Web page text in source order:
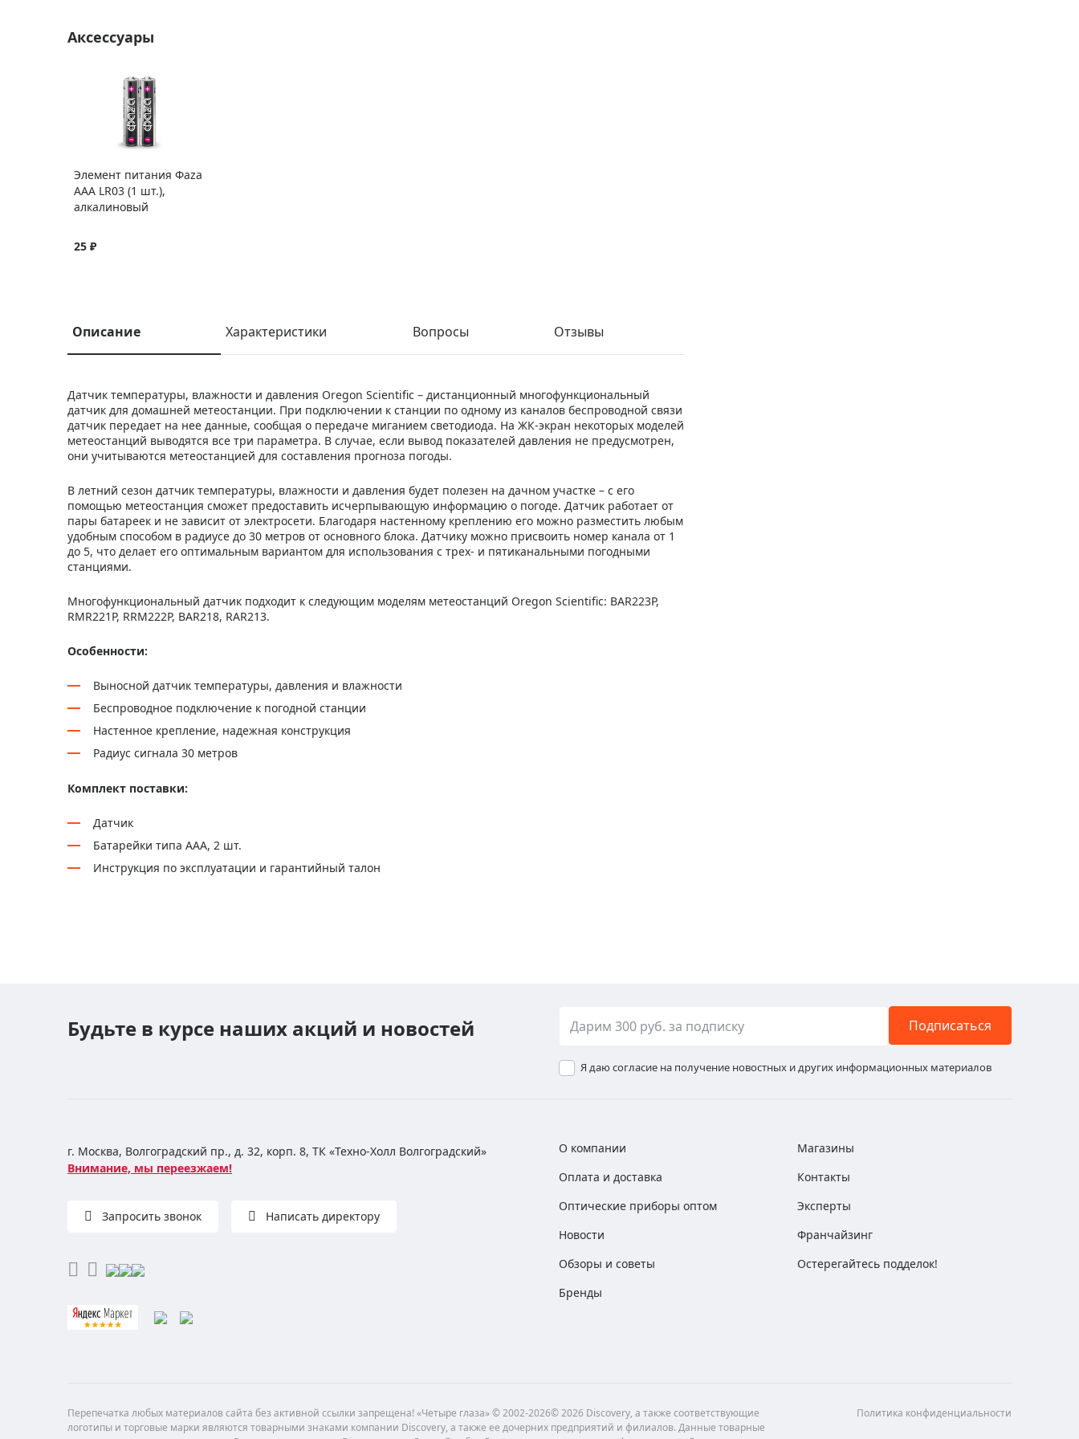
Аксессуары
Элемент питания Фаza
AAA LR03 (1 шт.),
алкалиновый
25 ₽
Описание Характеристики Вопросы Отзывы
Датчик температуры, влажности и давления Oregon Scientific – дистанционный многофункциональный
датчик для домашней метеостанции. При подключении к станции по одному из каналов беспроводной связи
датчик передает на нее данные, сообщая о передаче миганием светодиода. На ЖК-экран некоторых моделей
метеостанций выводятся все три параметра. В случае, если вывод показателей давления не предусмотрен,
они учитываются метеостанцией для составления прогноза погоды.
В летний сезон датчик температуры, влажности и давления будет полезен на дачном участке – с его
помощью метеостанция сможет предоставить исчерпывающую информацию о погоде. Датчик работает от
пары батареек и не зависит от электросети. Благодаря настенному креплению его можно разместить любым
удобным способом в радиусе до 30 метров от основного блока. Датчику можно присвоить номер канала от 1
до 5, что делает его оптимальным вариантом для использования с трех- и пятиканальными погодными
станциями.
Многофункциональный датчик подходит к следующим моделям метеостанций Oregon Scientific: BAR223P,
RMR221P, RRM222P, BAR218, RAR213.
Особенности:
Выносной датчик температуры, давления и влажности
Беспроводное подключение к погодной станции
Настенное крепление, надежная конструкция
Радиус сигнала 30 метров
Комплект поставки:
Датчик
Батарейки типа AAA, 2 шт.
Инструкция по эксплуатации и гарантийный талон
Будьте в курсе наших акций и новостей Подписаться
Я даю согласие на получение новостных и других информационных материалов
г. Москва, Волгоградский пр., д. 32, корп. 8, ТК «Техно-Холл Волгоградский»
Внимание, мы переезжаем!
Запросить звонок Написать директору
О компании
Оплата и доставка
Оптические приборы оптом
Новости
Обзоры и советы
Бренды
Магазины
Контакты
Эксперты
Франчайзинг
Остерегайтесь подделок!
Перепечатка любых материалов сайта без активной ссылки запрещена! «Четыре глаза» © 2002-2026© 2026 Discovery, а также соответствующие
логотипы и торговые марки являются товарными знаками компании Discovery, а также ее дочерних предприятий и филиалов. Данные товарные
Политика конфиденциальности